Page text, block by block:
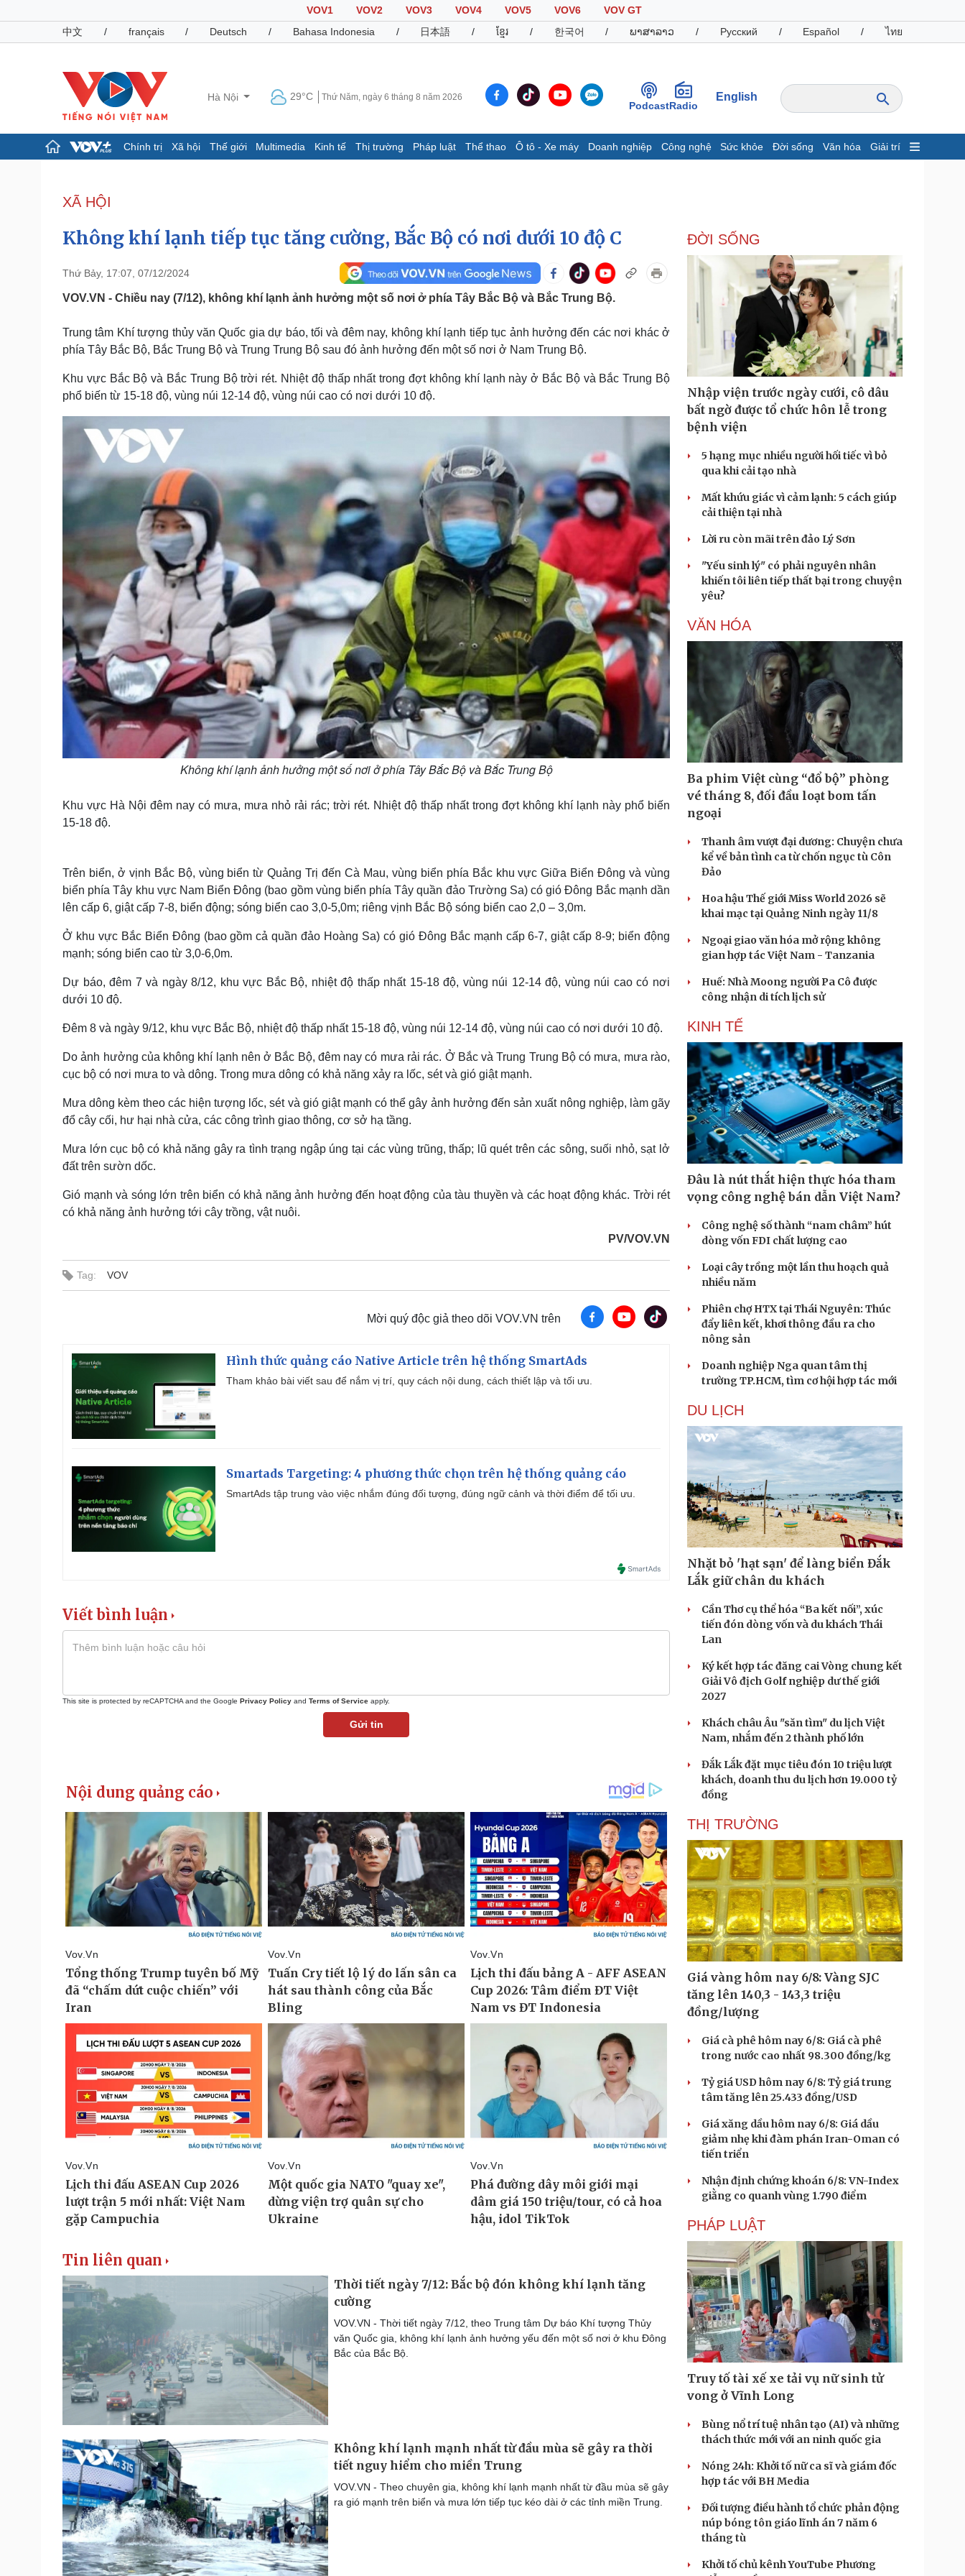
VOV1 VOV2 VOV3 VOV4 VOV5 VOV6
VOV GT
中文
/ français / Deutsch / Bahasa Indonesia / 日本語 / ខ្មែរ / 한국어 / ພາສາລາວ / Русский / Español / ไทย
Hà Nội 29°C Thứ Năm, ngày 6 tháng 8 năm 2026
PodcastRadio
English
Chính trị Xã hội Thế giới Multimedia Kinh tế Thị trường Pháp luật Thể thao Ô tô - Xe máy Doanh nghiệp Công nghệ Sức khỏe Đời sống Văn hóa Giải trí
Đảng
Tổ chức nhân sự
Nhận diện sự thật
Giáo dục
Dấu ấn VOV
Infographic
Giá cà phê
Pháp luật
Tin nóng
Tư vấn luật
Quân sự - Quốc phòng
Việt Nam
Phân tích
Thể thao
Lịch thi đấu bóng đá
Thế giới thể thao
Hậu trường
Ô tô - Xe máy
Xe máy
Tư vấn
Thông tin doanh nghiệp
Doanh nghiệp 24h
Công nghệ
Sành điệu
Tin Công nghệ
Trải nghiệm
Chuyển đổi số
Sức khỏe
Dinh dưỡng - món ngon
Cây thuốc
Sản phụ khoa
Nhi khoa
Nam khoa
Làm đẹp - giảm cân
Phòng mạch online
Ăn sạch sống khỏe
Đời sống
Nhà đẹp
Văn hóa
Sân khấu - Điện ảnh
Di sản
Nghệ sĩ
Sao Việt
Tư vấn
check-in
Podcast
Cửa sổ tình yêu
Kể chuyện cho bé
Cải chính
XÃ HỘI
Không khí lạnh tiếp tục tăng cường, Bắc Bộ có nơi dưới 10 độ C
Thứ Bảy, 17:07, 07/12/2024
VOV.VN - Chiều nay (7/12), không khí lạnh ảnh hưởng một số nơi ở phía Tây Bắc Bộ và Bắc Trung Bộ.
Trung tâm Khí tượng thủy văn Quốc gia dự báo, tối và đêm nay, không khí lạnh tiếp tục ảnh hưởng đến các nơi khác ở
phía Tây Bắc Bộ, Bắc Trung Bộ và Trung Trung Bộ sau đó ảnh hưởng đến một số nơi ở Nam Trung Bộ.
Khu vực Bắc Bộ và Bắc Trung Bộ trời rét. Nhiệt độ thấp nhất trong đợt không khí lạnh này ở Bắc Bộ và Bắc Trung Bộ
phổ biến từ 15-18 độ, vùng núi 12-14 độ, vùng núi cao có nơi dưới 10 độ.
Không khí lạnh ảnh hưởng một số nơi ở phía Tây Bắc Bộ và Bắc Trung Bộ
Khu vực Hà Nội đêm nay có mưa, mưa nhỏ rải rác; trời rét. Nhiệt độ thấp nhất trong đợt không khí lạnh này phổ biến
15-18 độ.
Trên biển, ở vịnh Bắc Bộ, vùng biển từ Quảng Trị đến Cà Mau, vùng biển phía Bắc khu vực Giữa Biển Đông và vùng
biển phía Tây khu vực Nam Biển Đông (bao gồm vùng biển phía Tây quần đảo Trường Sa) có gió Đông Bắc mạnh dần
lên cấp 6, giật cấp 7-8, biển động; sóng biển cao 3,0-5,0m; riêng vịnh Bắc Bộ sóng biển cao 2,0 – 3,0m.
Ở khu vực Bắc Biển Đông (bao gồm cả quần đảo Hoàng Sa) có gió Đông Bắc mạnh cấp 6-7, giật cấp 8-9; biển động
mạnh; sóng biển cao từ 3,0-6,0m.
Dự báo, đêm 7 và ngày 8/12, khu vực Bắc Bộ, nhiệt độ thấp nhất 15-18 độ, vùng núi 12-14 độ, vùng núi cao có nơi
dưới 10 độ.
Đêm 8 và ngày 9/12, khu vực Bắc Bộ, nhiệt độ thấp nhất 15-18 độ, vùng núi 12-14 độ, vùng núi cao có nơi dưới 10 độ.
Do ảnh hưởng của không khí lạnh nên ở Bắc Bộ, đêm nay có mưa rải rác. Ở Bắc và Trung Trung Bộ có mưa, mưa rào,
cục bộ có nơi mưa to và dông. Trong mưa dông có khả năng xảy ra lốc, sét và gió giật mạnh.
Mưa dông kèm theo các hiện tượng lốc, sét và gió giật mạnh có thể gây ảnh hưởng đến sản xuất nông nghiệp, làm gãy
đổ cây cối, hư hại nhà cửa, các công trình giao thông, cơ sở hạ tầng.
Mưa lớn cục bộ có khả năng gây ra tình trạng ngập úng tại các vùng trũng, thấp; lũ quét trên các sông, suối nhỏ, sạt lở
đất trên sườn dốc.
Gió mạnh và sóng lớn trên biển có khả năng ảnh hưởng đến hoạt động của tàu thuyền và các hoạt động khác. Trời rét
có khả năng ảnh hưởng tới cây trồng, vật nuôi.
PV/VOV.VN
Tag: VOV
Mời quý độc giả theo dõi VOV.VN trên
Hình thức quảng cáo Native Article trên hệ thống SmartAds
Tham khảo bài viết sau để nắm vị trí, quy cách nội dung, cách thiết lập và tối ưu.
Smartads Targeting: 4 phương thức chọn trên hệ thống quảng cáo
SmartAds tập trung vào việc nhắm đúng đối tượng, đúng ngữ cảnh và thời điểm để tối ưu.
Viết bình luận
This site is protected by reCAPTCHA and the Google Privacy Policy and Terms of Service apply.
Gửi tin
Tin liên quan
Thời tiết ngày 7/12: Bắc bộ đón không khí lạnh tăng
cường
VOV.VN - Thời tiết ngày 7/12, theo Trung tâm Dự báo Khí tượng Thủy
văn Quốc gia, không khí lạnh ảnh hưởng yếu đến một số nơi ở khu Đông
Bắc của Bắc Bộ.
Không khí lạnh mạnh nhất từ đầu mùa sẽ gây ra thời
tiết nguy hiểm cho miền Trung
VOV.VN - Theo chuyên gia, không khí lạnh mạnh nhất từ đầu mùa sẽ gây
ra gió mạnh trên biển và mưa lớn tiếp tục kéo dài ở các tỉnh miền Trung.
ĐỜI SỐNG
Nhập viện trước ngày cưới, cô dâu
bất ngờ được tổ chức hôn lễ trong
bệnh viện
5 hạng mục nhiều người hối tiếc vì bỏ
qua khi cải tạo nhà
Mất khứu giác vì cảm lạnh: 5 cách giúp
cải thiện tại nhà
Lời ru còn mãi trên đảo Lý Sơn
"Yếu sinh lý" có phải nguyên nhân
khiến tôi liên tiếp thất bại trong chuyện
yêu?
VĂN HÓA
Ba phim Việt cùng “đổ bộ” phòng
vé tháng 8, đối đầu loạt bom tấn
ngoại
Thanh âm vượt đại dương: Chuyện chưa
kể về bản tình ca từ chốn ngục tù Côn
Đảo
Hoa hậu Thế giới Miss World 2026 sẽ
khai mạc tại Quảng Ninh ngày 11/8
Ngoại giao văn hóa mở rộng không
gian hợp tác Việt Nam - Tanzania
Huế: Nhà Moong người Pa Cô được
công nhận di tích lịch sử
KINH TẾ
Đâu là nút thắt hiện thực hóa tham
vọng công nghệ bán dẫn Việt Nam?
Công nghệ số thành “nam châm” hút
dòng vốn FDI chất lượng cao
Loại cây trồng một lần thu hoạch quả
nhiều năm
Phiên chợ HTX tại Thái Nguyên: Thúc
đẩy liên kết, khơi thông đầu ra cho
nông sản
Doanh nghiệp Nga quan tâm thị
trường TP.HCM, tìm cơ hội hợp tác mới
DU LỊCH
Nhặt bỏ 'hạt sạn' để làng biển Đắk
Lắk giữ chân du khách
Cần Thơ cụ thể hóa “Ba kết nối”, xúc
tiến đón dòng vốn và du khách Thái
Lan
Ký kết hợp tác đăng cai Vòng chung kết
Giải Vô địch Golf nghiệp dư thế giới
2027
Khách châu Âu "săn tìm" du lịch Việt
Nam, nhắm đến 2 thành phố lớn
Đắk Lắk đặt mục tiêu đón 10 triệu lượt
khách, doanh thu du lịch hơn 19.000 tỷ
đồng
THỊ TRƯỜNG
Giá vàng hôm nay 6/8: Vàng SJC
tăng lên 140,3 - 143,3 triệu
đồng/lượng
Giá cà phê hôm nay 6/8: Giá cà phê
trong nước cao nhất 98.300 đồng/kg
Tỷ giá USD hôm nay 6/8: Tỷ giá trung
tâm tăng lên 25.433 đồng/USD
Giá xăng dầu hôm nay 6/8: Giá dầu
giảm nhẹ khi đàm phán Iran-Oman có
tiến triển
Nhận định chứng khoán 6/8: VN-Index
giằng co quanh vùng 1.790 điểm
PHÁP LUẬT
Truy tố tài xế xe tải vụ nữ sinh tử
vong ở Vĩnh Long
Bùng nổ trí tuệ nhân tạo (AI) và những
thách thức mới với an ninh quốc gia
Nóng 24h: Khởi tố nữ ca sĩ và giám đốc
hợp tác với BH Media
Đối tượng điều hành tổ chức phản động
núp bóng tôn giáo lĩnh án 7 năm 6
tháng tù
Khởi tố chủ kênh YouTube Phương